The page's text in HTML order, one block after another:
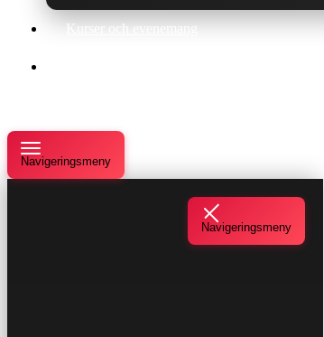
Kurser och evenemang
Navigeringsmeny
Navigeringsmeny